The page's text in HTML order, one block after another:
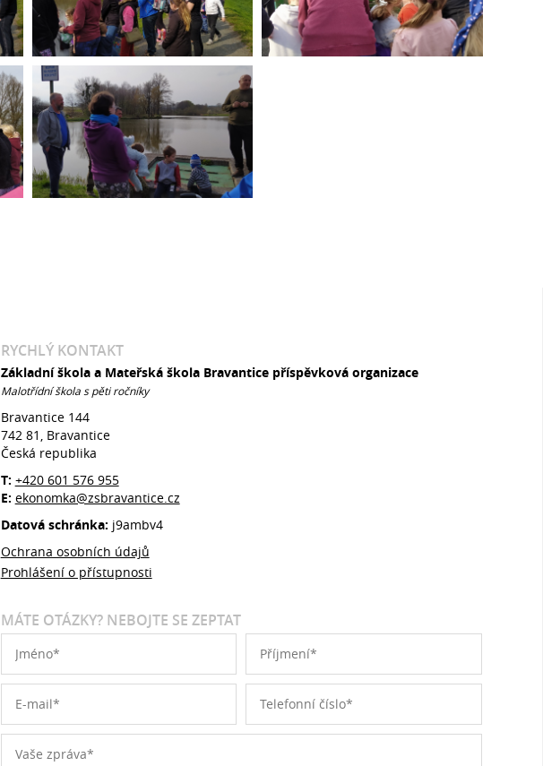
RYCHLÝ KONTAKT
Základní škola a Mateřská škola Bravantice příspěvková organizace
Malotřídní škola s pěti ročníky
Bravantice 144
742 81, Bravantice
Česká republika
T: +420 601 576 955
E: ekonomka@zsbravantice.cz
Datová schránka: j9ambv4
Ochrana osobních údajů
Prohlášení o přístupnosti
MÁTE OTÁZKY? NEBOJTE SE ZEPTAT